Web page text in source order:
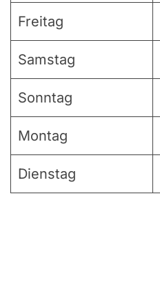
Freitag
Samstag
Sonntag
Montag
Dienstag